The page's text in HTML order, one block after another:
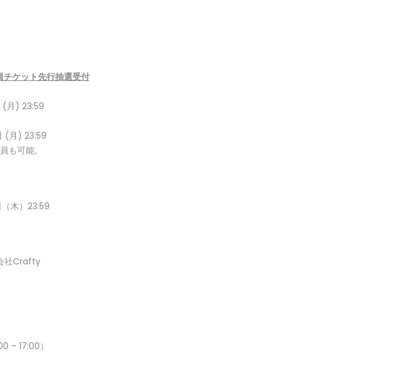
チケット先行抽選受付
(月) 23:59
(月) 23:59
も可能。
木）23:59
社Crafty
– 17:00）